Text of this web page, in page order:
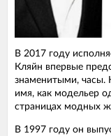
В 2017 году
Кляйн впервые
знаменитыми, часы.
имя, как модельер
страницах модных
В 1997 году он